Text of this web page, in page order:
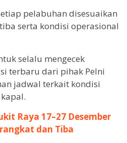
pelabuhan disesuaikan
serta kondisi operasional
selalu mengecek
terbaru dari pihak Pelni
jadwal terkait kondisi
Raya 17–27 Desember
dan Tiba